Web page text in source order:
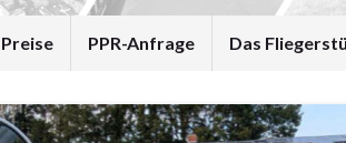
PPR-Anfrage Das